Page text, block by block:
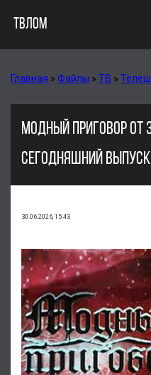
ТВЛОМ
Главная » Файлы » ТВ »
МОДНЫЙ ПРИГОВОР ОТ
СЕГОДНЯШНИЙ ВЫПУСК
30.06.2026, 15:43